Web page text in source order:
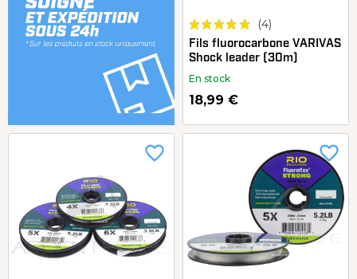
(4)
Fils fluorocarbone VARIVAS
Shock leader (30m)
En stock
18,99 €
favorite_border favorite_border